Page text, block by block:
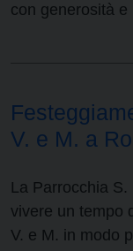
con generosità
V. e M. a
La Parrocchia
vivere un tempo
V. e M. in modo